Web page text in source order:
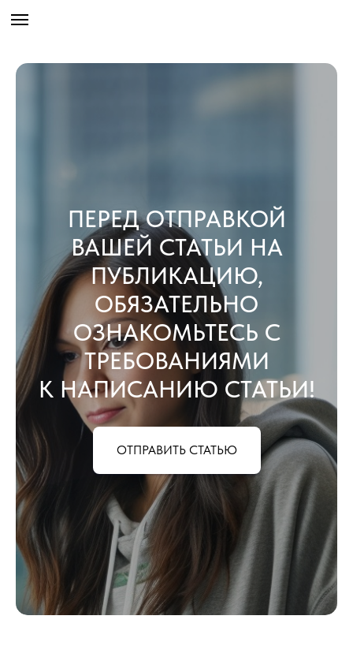
ПЕРЕД ОТПРАВКОЙ
ВАШЕЙ СТАТЬИ НА
ПУБЛИКАЦИЮ,
ОБЯЗАТЕЛЬНО
ОЗНАКОМЬТЕСЬ С
ТРЕБОВАНИЯМИ
К НАПИСАНИЮ СТАТЬИ!
ОТПРАВИТЬ СТАТЬЮ